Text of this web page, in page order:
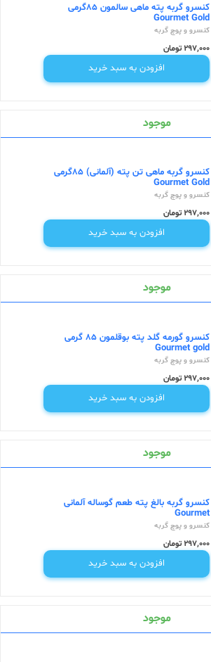
کنسرو گربه پته ماهی سالمون 85گرمی
Gourmet Gold
کنسرو و پوچ گربه
297,000 تومان
افزودن به سبد خرید
موجود
کنسرو گربه ماهی تن پته (آلمانی) 85گرمی
Gourmet Gold
کنسرو و پوچ گربه
297,000 تومان
افزودن به سبد خرید
موجود
کنسرو گورمه گلد پته بوقلمون 85 گرمی
Gourmet gold
کنسرو و پوچ گربه
297,000 تومان
افزودن به سبد خرید
موجود
کنسرو گربه بالغ پته طعم گوساله آلمانی
Gourmet
کنسرو و پوچ گربه
297,000 تومان
افزودن به سبد خرید
موجود